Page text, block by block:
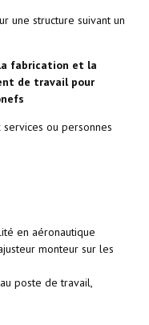
une structure suivant un
fabrication et la
de travail pour
ou personnes
en aéronautique
monteur sur les
poste de travail,